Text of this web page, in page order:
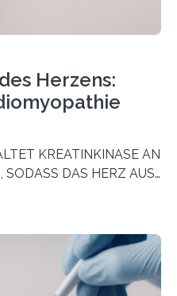
Herzens:
KREATINKINASE AN
DAS HERZ AUS
für Herzinsuffizienz
der Energietransport bei
(HCM) versagen
Verringerung der